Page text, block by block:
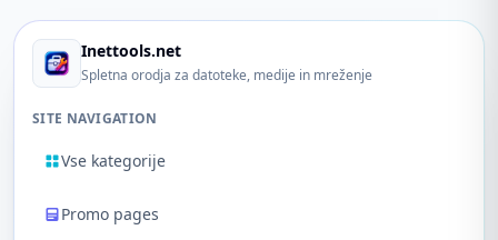
Inettools.net
Spletna orodja za datoteke, medije in mreženje
SITE NAVIGATION
Vse kategorije
Promo pages